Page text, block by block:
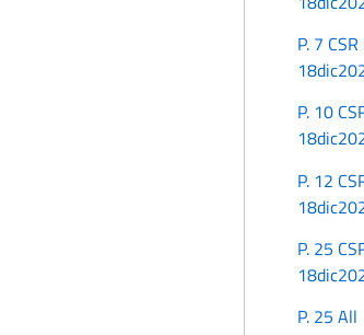
P. 7
P. 10
P. 12
P. 25
P. 25 All